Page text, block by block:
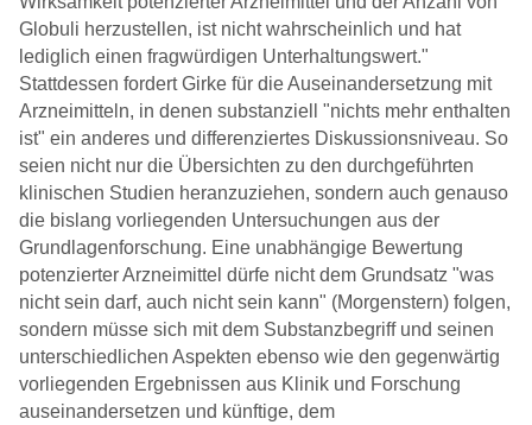
Globuli herzustellen, ist nicht wahrscheinlich und hat
lediglich einen fragwürdigen Unterhaltungswert."
Stattdessen fordert Girke für die Auseinandersetzung mit
Arzneimitteln, in denen substanziell "nichts mehr enthalten
ist" ein anderes und differenziertes Diskussionsniveau. So
seien nicht nur die Übersichten zu den durchgeführten
klinischen Studien heranzuziehen, sondern auch genauso
die bislang vorliegenden Untersuchungen aus der
Grundlagenforschung. Eine unabhängige Bewertung
potenzierter Arzneimittel dürfe nicht dem Grundsatz "was
nicht sein darf, auch nicht sein kann" (Morgenstern) folgen,
sondern müsse sich mit dem Substanzbegriff und seinen
unterschiedlichen Aspekten ebenso wie den gegenwärtig
vorliegenden Ergebnissen aus Klinik und Forschung
auseinandersetzen und künftige, dem